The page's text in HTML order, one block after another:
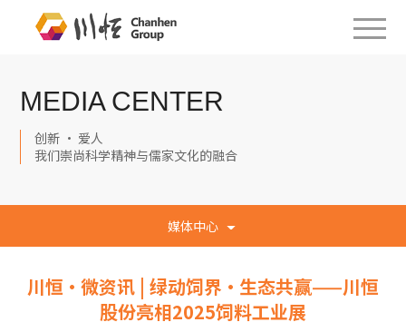
MEDIA CENTER
创新 · 爱人
我们崇尚科学精神与儒家文化的融合
媒体中心
川恒·微资讯 | 绿动饲界·生态共赢——川恒
股份亮相2025饲料工业展